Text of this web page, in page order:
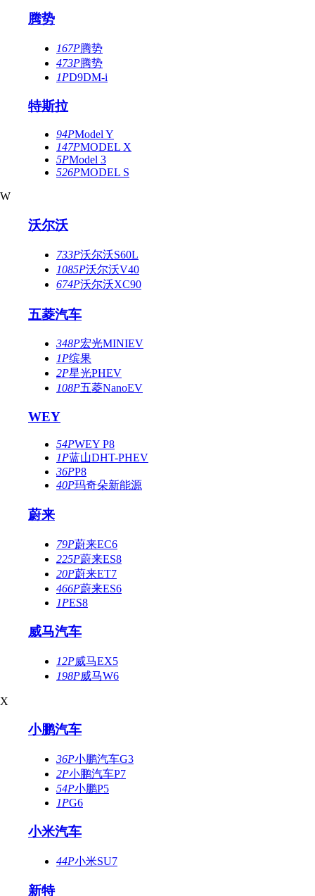
腾势
167P腾势
473P腾势
1PD9DM-i
特斯拉
94PModel Y
147PMODEL X
5PModel 3
526PMODEL S
W
沃尔沃
733P沃尔沃S60L
1085P沃尔沃V40
674P沃尔沃XC90
五菱汽车
348P宏光MINIEV
1P缤果
2P星光PHEV
108P五菱NanoEV
WEY
54PWEY P8
1P蓝山DHT-PHEV
36PP8
40P玛奇朵新能源
蔚来
79P蔚来EC6
225P蔚来ES8
20P蔚来ET7
466P蔚来ES6
1PES8
威马汽车
12P威马EX5
198P威马W6
X
小鹏汽车
36P小鹏汽车G3
2P小鹏汽车P7
54P小鹏P5
1PG6
小米汽车
44P小米SU7
新特